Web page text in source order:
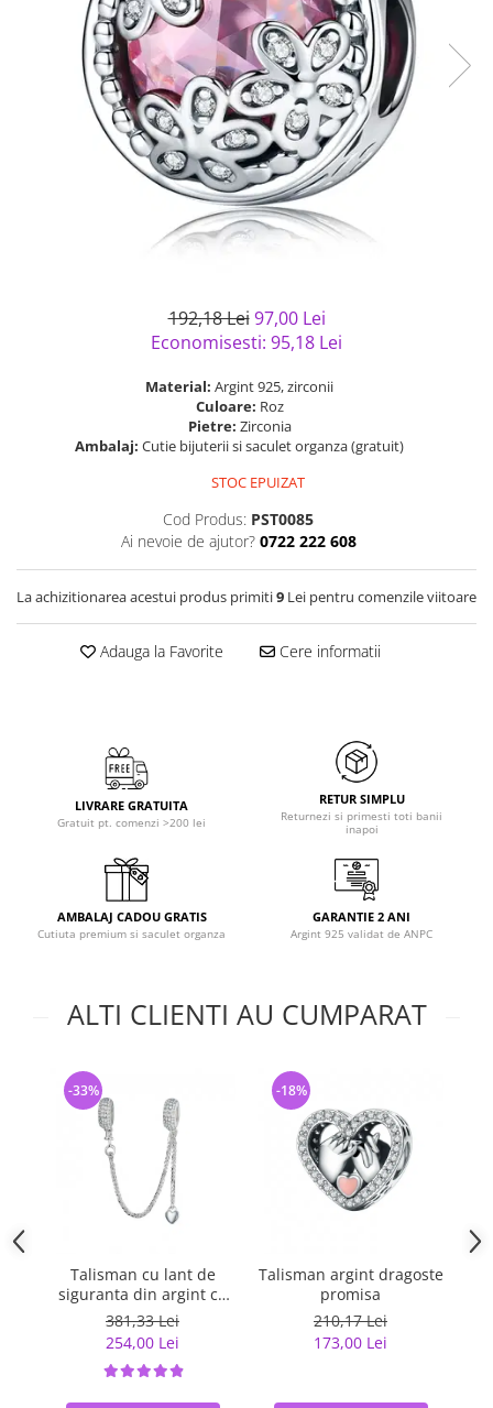
semipretioase
Bijuterii argint placat cu aur
Bijuterii argint cu diverse
Bijuterii argint cu murano
Bijuterii de Lux
Bijuterii gotice si rock
Bijuterii Handmade
Bijuterii fantezie
Casete si cutii de bijuterii
192,18 Lei 97,00 Lei
Economisesti: 95,18 Lei
Material: Argint 925, zirconii
Culoare: Roz
Pietre: Zirconia
Ambalaj: Cutie bijuterii si saculet organza (gratuit)
STOC EPUIZAT
Cod Produs: PST0085
Ai nevoie de ajutor? 0722 222 608
La achizitionarea acestui produs primiti9 Lei pentru comenzile viitoare
Adauga la Favorite Cere informatii
LIVRARE GRATUITA
Gratuit pt. comenzi >200 lei
RETUR SIMPLU
Returnezi si primesti toti banii
inapoi
AMBALAJ CADOU GRATIS
Cutiuta premium si saculet organza
GARANTIE 2 ANI
Argint 925 validat de ANPC
ALTI CLIENTI AU CUMPARAT
Talisman cu lant de
siguranta din argint cu
inimioara placat cu rodiu
381,33 Lei
254,00 Lei
-33%
Talisman argint dragoste
promisa
210,17 Lei
173,00 Lei
-18%